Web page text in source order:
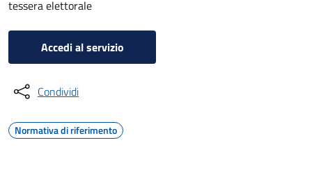
tessera elettorale
Accedi al servizio
Condividi
Normativa di riferimento